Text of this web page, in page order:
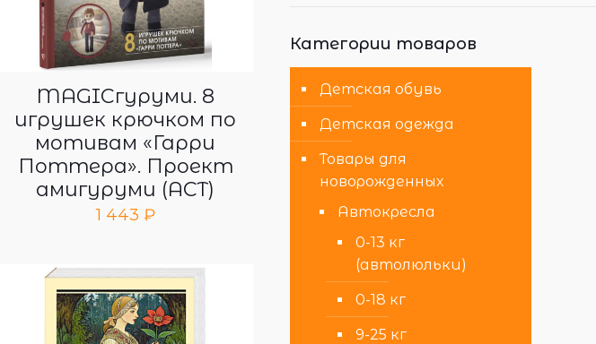
MAGICгуруми. 8
игрушек крючком по
мотивам «Гарри
Поттера». Проект
амигуруми (АСТ)
1 443 ₽
Категории товаров
Детская обувь
Детская одежда
Товары для
новорожденных
Автокресла
0-13 кг
(автолюльки)
0-18 кг
9-25 кг